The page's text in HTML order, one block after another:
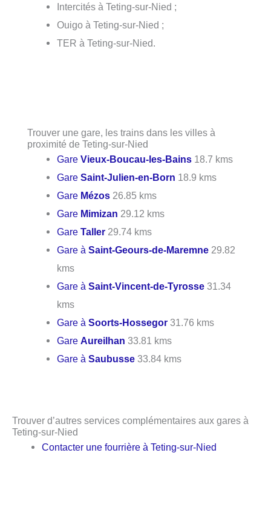
Intercités à Teting-sur-Nied ;
Ouigo à Teting-sur-Nied ;
TER à Teting-sur-Nied.
Trouver une gare, les trains dans les villes à
proximité de Teting-sur-Nied
GareVieux-Boucau-les-Bains 18.7 kms
GareSaint-Julien-en-Born 18.9 kms
Gare Mézos 26.85 kms
Gare Mimizan 29.12 kms
GareTaller 29.74 kms
Gare àSaint-Geours-de-Maremne 29.82
kms
Gare àSaint-Vincent-de-Tyrosse 31.34
kms
Gare àSoorts-Hossegor 31.76 kms
GareAureilhan 33.81 kms
Gare àSaubusse 33.84 kms
Trouver d’autres services complémentaires aux gares à
Teting-sur-Nied
Contacter une fourrière à Teting-sur-Nied